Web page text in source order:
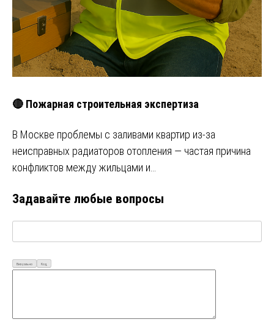
🔴 Пожарная строительная экспертиза
В Москве проблемы с заливами квартир из-за
неисправных радиаторов отопления — частая причина
конфликтов между жильцами и…
Задавайте любые вопросы
Визуально Код